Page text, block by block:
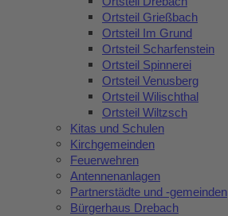
Ortsteil Grießbach
Ortsteil Im Grund
Ortsteil Scharfenstein
Ortsteil Spinnerei
Ortsteil Venusberg
Ortsteil Wilischthal
Ortsteil Wiltzsch
Kitas und Schulen
Kirchgemeinden
Feuerwehren
Antennenanlagen
Partnerstädte und -gemeinden
Bürgerhaus Drebach